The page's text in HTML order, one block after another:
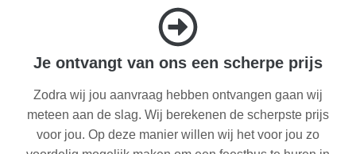
Je ontvangt van ons een scherpe prijs
Zodra wij jou aanvraag hebben ontvangen gaan wij
meteen aan de slag. Wij berekenen de scherpste prijs
voor jou. Op deze manier willen wij het voor jou zo